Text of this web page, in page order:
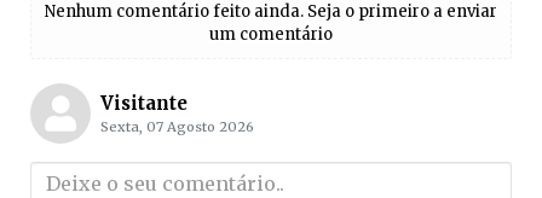
Nenhum comentário feito ainda. Seja o primeiro a enviar
um comentário
Visitante
Sexta, 07 Agosto 2026